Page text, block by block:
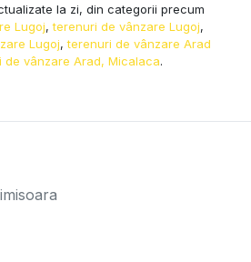
la zi, din categorii precum
Lugoj,terenuri de vânzare Lugoj,
Lugoj,terenuri de vânzare Arad
de vânzare Arad, Micalaca.